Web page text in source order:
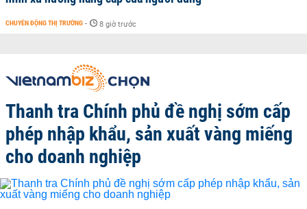
CHUYỂN ĐỘNG THỊ TRƯỜNG - 8 giờ trước
Thanh tra Chính phủ đề nghị sớm cấp
phép nhập khẩu, sản xuất vàng miếng
cho doanh nghiệp